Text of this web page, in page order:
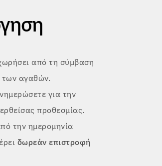
από τη σύμβαση
αγαθών.
για την
προθεσμίας.
την ημερομηνία
δωρεάν επιστροφή